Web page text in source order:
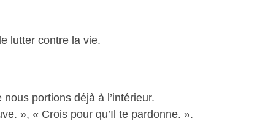
lutter contre la vie.
portions déjà à l’intérieur.
», « Crois pour qu’Il te pardonne. ».